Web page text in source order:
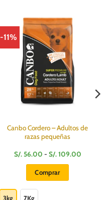
-11%
Canbo Cordero – Adultos de
razas pequeñas
S/.56.00 - S/.109.00Rango
Comprar
3kg 7Kg